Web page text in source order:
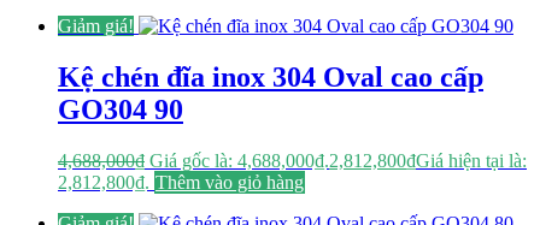
Giảm giá!
Kệ chén đĩa inox 304 Oval cao cấp
GO304 90
4,688,000₫ Giá gốc là: 4,688,000₫.2,812,800₫Giá hiện tại là:
2,812,800₫. Thêm vào giỏ hàng